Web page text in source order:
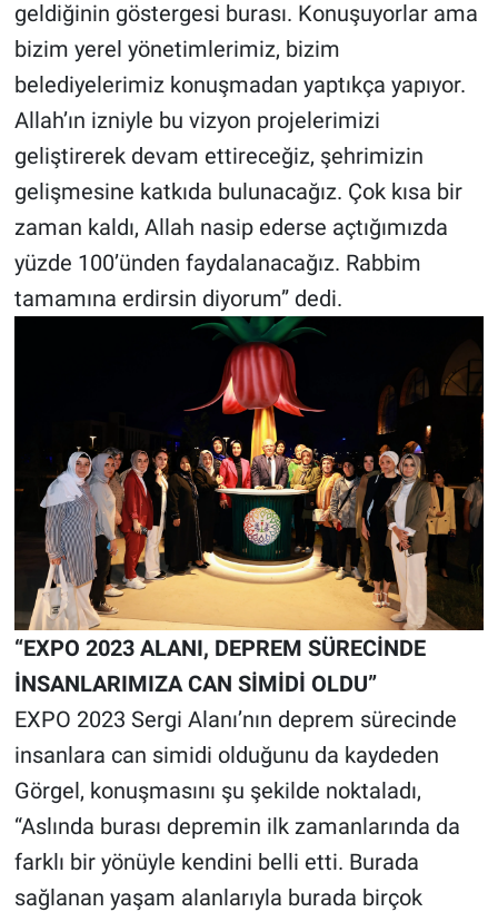
geldiğinin göstergesi burası. Konuşuyorlar ama
bizim yerel yönetimlerimiz, bizim
belediyelerimiz konuşmadan yaptıkça yapıyor.
Allah’ın izniyle bu vizyon projelerimizi
geliştirerek devam ettireceğiz, şehrimizin
gelişmesine katkıda bulunacağız. Çok kısa bir
zaman kaldı, Allah nasip ederse açtığımızda
yüzde 100’ünden faydalanacağız. Rabbim
tamamına erdirsin diyorum” dedi.
“EXPO 2023 ALANI, DEPREM SÜRECİNDE
İNSANLARIMIZA CAN SİMİDİ OLDU”
EXPO 2023 Sergi Alanı’nın deprem sürecinde
insanlara can simidi olduğunu da kaydeden
Görgel, konuşmasını şu şekilde noktaladı,
“Aslında burası depremin ilk zamanlarında da
farklı bir yönüyle kendini belli etti. Burada
sağlanan yaşam alanlarıyla burada birçok